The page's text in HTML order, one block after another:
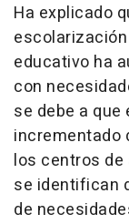
Ha explicado
educativo ha
con
se debe a que
incrementado
los centros de
se identifican
de